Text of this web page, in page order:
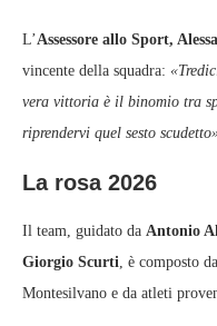
L’Assessore allo Sport,
vincente della squadra:
vera vittoria è il binomio tra
riprendervi quel sesto
La rosa 2026
Il team, guidato da Antonio
Giorgio Scurti, è composto
Montesilvano e da atleti